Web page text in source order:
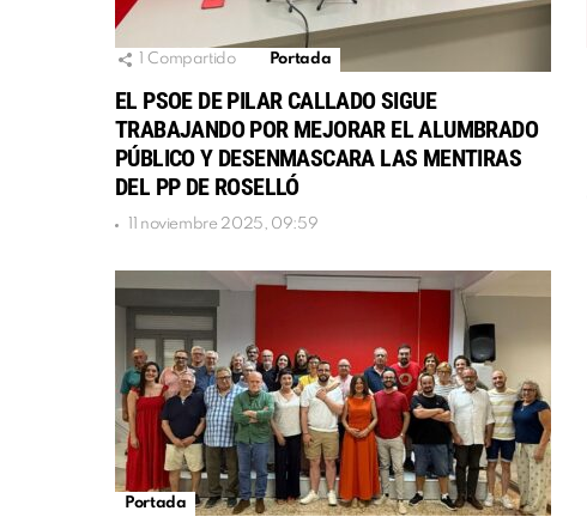
Compartido Portada
EL PSOE DE PILAR CALLADO SIGUE
TRABAJANDO POR MEJORAR EL ALUMBRADO
PÚBLICO Y DESENMASCARA LAS MENTIRAS
DEL PP DE ROSELLÓ
11 noviembre 2025, 09:59
Portada